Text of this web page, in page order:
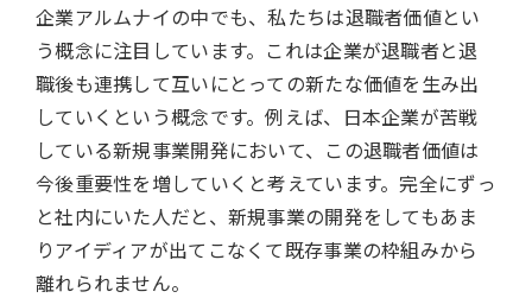
企業アルムナイの中でも、私たちは退職者価値とい
う概念に注目しています。これは企業が退職者と退
職後も連携して互いにとっての新たな価値を生み出
していくという概念です。例えば、日本企業が苦戦
している新規事業開発において、この退職者価値は
今後重要性を増していくと考えています。完全にずっ
と社内にいた人だと、新規事業の開発をしてもあま
りアイディアが出てこなくて既存事業の枠組みから
離れられません。